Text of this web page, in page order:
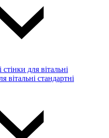
для вітальні
вітальні стандартні